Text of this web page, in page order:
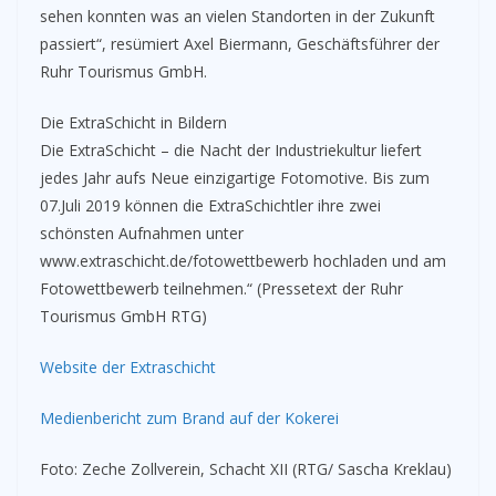
sehen konnten was an vielen Standorten in der Zukunft
passiert“, resümiert Axel Biermann, Geschäftsführer der
Ruhr Tourismus GmbH.
Die ExtraSchicht in Bildern
Die ExtraSchicht – die Nacht der Industriekultur liefert
jedes Jahr aufs Neue einzigartige Fotomotive. Bis zum
07.Juli 2019 können die ExtraSchichtler ihre zwei
schönsten Aufnahmen unter
www.extraschicht.de/fotowettbewerb hochladen und am
Fotowettbewerb teilnehmen.“ (Pressetext der Ruhr
Tourismus GmbH RTG)
Website der Extraschicht
Medienbericht zum Brand auf der Kokerei
Foto: Zeche Zollverein, Schacht XII (RTG/ Sascha Kreklau)